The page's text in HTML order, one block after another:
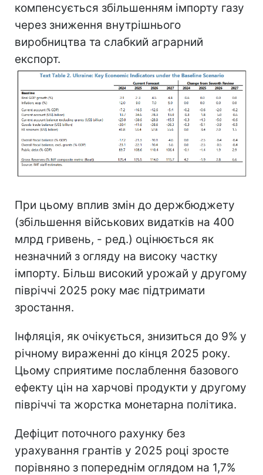
компенсується збільшенням імпорту газу
через зниження внутрішнього
виробництва та слабкий аграрний
експорт.
При цьому вплив змін до держбюджету
(збільшення військових видатків на 400
млрд гривень, - ред.) оцінюється як
незначний з огляду на високу частку
імпорту. Більш високий урожай у другому
півріччі 2025 року має підтримати
зростання.
Інфляція, як очікується, знизиться до 9% у
річному вираженні до кінця 2025 року.
Цьому сприятиме послаблення базового
ефекту цін на харчові продукти у другому
півріччі та жорстка монетарна політика.
Дефіцит поточного рахунку без
урахування грантів у 2025 році зросте
порівняно з попереднім оглядом на 1,7%